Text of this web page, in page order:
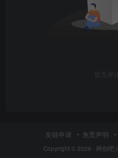
暂无评
友链申请 免责声明
Copyright © 2026 · 网创吧